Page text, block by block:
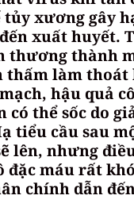
tủy xương gây
xuất huyết.
thương thành
thấm làm
hậu quả
có thể sốc do
tiểu cầu sau
lên, nhưng
đặc máu rất
chính dẫn